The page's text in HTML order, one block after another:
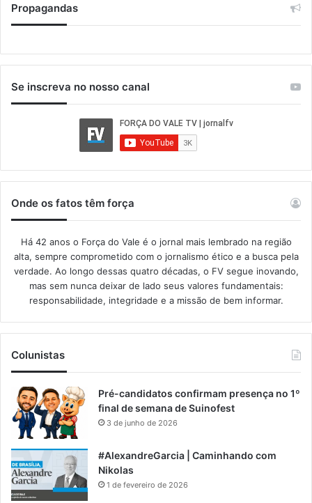
Propagandas
Se inscreva no nosso canal
Onde os fatos têm força
Há 42 anos o Força do Vale é o jornal mais lembrado na região
alta, sempre comprometido com o jornalismo ético e a busca pela
verdade. Ao longo dessas quatro décadas, o FV segue inovando,
mas sem nunca deixar de lado seus valores fundamentais:
responsabilidade, integridade e a missão de bem informar.​
Colunistas
Pré-candidatos confirmam presença no 1º
final de semana de Suinofest
3 de junho de 2026
#AlexandreGarcia | Caminhando com
Nikolas
1 de fevereiro de 2026